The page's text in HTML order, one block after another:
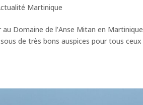
Martinique
Domaine de l’Anse Mitan en
sous de très bons auspices pour tous